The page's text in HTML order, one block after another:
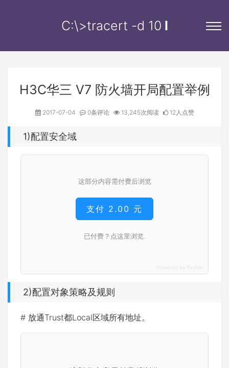
C:\>tracert -d 10. l
H3C华三 V7 防火墙开局配置举例
2017-07-04 0条评论 13,245次阅读 12人点赞
1)配置安全域
这部分内容需付费后浏览
支付 2.00 元
已付费？点这里浏览.
2)配置对象策略及规则
# 放通Trust都Local区域所有地址。